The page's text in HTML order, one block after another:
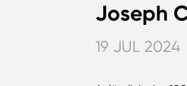
Joseph
19 JUL 2024